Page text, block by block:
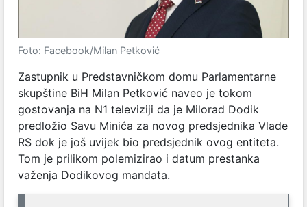
Foto: Facebook/Milan Petković
Zastupnik u Predstavničkom domu Parlamentarne
skupštine BiH Milan Petković naveo je tokom
gostovanja na N1 televiziji da je Milorad Dodik
predložio Savu Minića za novog predsjednika Vlade
RS dok je još uvijek bio predsjednik ovog entiteta.
Tom je prilikom polemizirao i datum prestanka
važenja Dodikovog mandata.